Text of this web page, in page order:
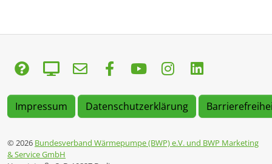
Impressum Datenschutzerklärung
© 2026 Bundesverband Wärmepumpe (BWP) e.V. und BWP Marketing
& Service GmbH